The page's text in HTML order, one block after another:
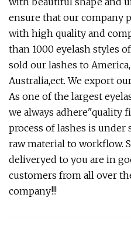
ensure that our company
with high quality and
than 1000 eyelash styles
sold our lashes to
Australia,ect. We export
As one of the largest
we always adhere"quality
process of lashes is
raw material to workflow.
deliveryed to you are in
customers from all over
company!!!